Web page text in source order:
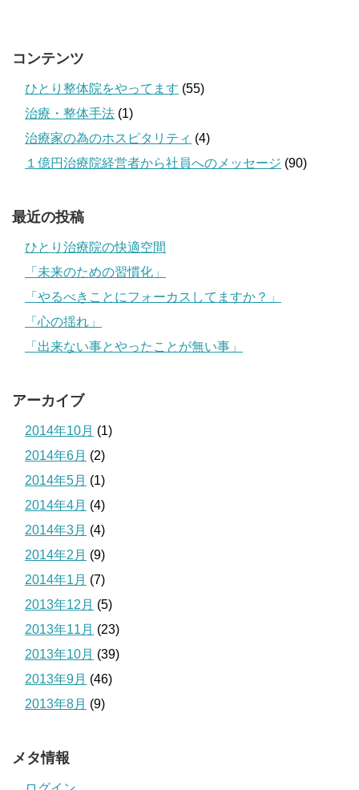
コンテンツ
ひとり整体院をやってます (55)
治療・整体手法 (1)
治療家の為のホスピタリティ (4)
１億円治療院経営者から社員へのメッセージ (90)
最近の投稿
ひとり治療院の快適空間
「未来のための習慣化」
「やるべきことにフォーカスしてますか？」
「心の揺れ」
「出来ない事とやったことが無い事」
アーカイブ
2014年10月 (1)
2014年6月 (2)
2014年5月 (1)
2014年4月 (4)
2014年3月 (4)
2014年2月 (9)
2014年1月 (7)
2013年12月 (5)
2013年11月 (23)
2013年10月 (39)
2013年9月 (46)
2013年8月 (9)
メタ情報